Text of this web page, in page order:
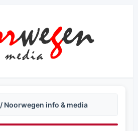
/ Noorwegen info & media